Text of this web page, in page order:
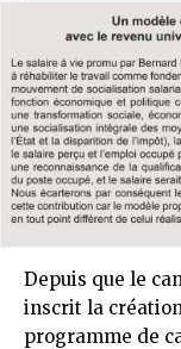
Depuis que le
inscrit la création
programme de